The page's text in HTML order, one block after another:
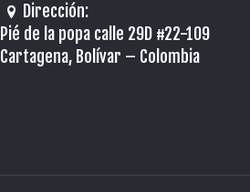
Dirección:
Pié de la popa calle 29D #22-109
Cartagena, Bolívar – Colombia